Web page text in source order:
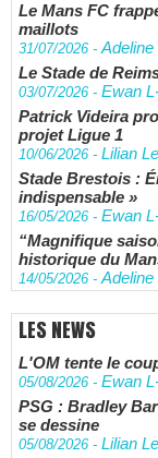
Le Mans FC
maillots
31/07/2026 -Adeline
Le Stade de
03/07/2026 - Ewan
Patrick Videira
projet Ligue 1
10/06/2026 - Lilian
Stade Brestois :
indispensable »
16/05/2026 - Ewan
“Magnifique
historique du
14/05/2026 -Adeline
LES NEWS
L'OM tente le
05/08/2026 - Ewan
PSG : Bradley
se dessine
05/08/2026 - Lilian